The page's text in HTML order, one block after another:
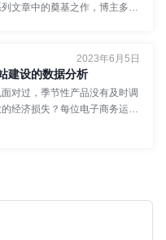
文章中的奠基之作，博主多年
网络工程师- 食不言
2023年6月5日
建设的数据分析
对过，季节性产品没有及时调
经济损失？每位电子商务运营